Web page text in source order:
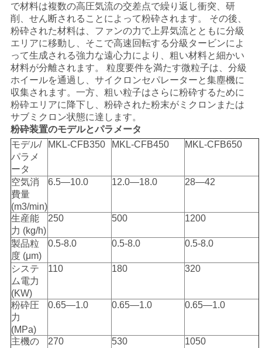
し
な
さ
い
ニ
ュ
ー
ス
場
合
地
図
で材料は複数の高圧気流の交差点で繰り返し衝突、研
削、せん断されることによって粉砕されます。 その後、
粉砕された材料は、ファンの力で上昇気流とともに分級
エリアに移動し、そこで高速回転する分級タービンによ
って生成される強力な遠心力により、粗い材料と細かい
材料が分離されます。 粒度要件を満たす微粒子は、分級
ホイールを通過し、サイクロンセパレーターと集塵機に
収集されます。一方、粗い粒子はさらに粉砕するために
粉砕エリアに降下し、粉砕された粉末がミクロンまたは
サブミクロン状態に達します。
粉砕装置のモデルとパラメータ
モデル/
パラメ
ータ
MKL-CFB350 MKL-CFB450 MKL-CFB650
空気消
費量
(m3/min)
6.5—10.0 12.0—18.0 28—42
生産能
力 (kg/h)
250 500 1200
製品粒
度 (μm)
0.5-8.0 0.5-8.0 0.5-8.0
システ
ム電力
(KW)
110 180 320
粉砕圧
力
(MPa)
0.65—1.0 0.65—1.0 0.65—1.0
主機の
270 530 1050